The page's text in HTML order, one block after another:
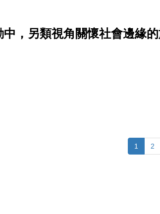
，另類視角關懷社會邊緣
1 2